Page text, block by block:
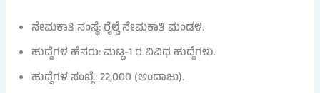
ನೇಮಕಾತಿ ಸಂಸ್ಥೆ: ರೈಲ್ವೆ ನೇಮಕಾತಿ ಮಂಡಳಿ.
ಹುದ್ದೆಗಳ ಹೆಸರು: ಮಟ್ಟ-1 ರ ವಿವಿಧ ಹುದ್ದೆಗಳು.
ಹುದ್ದೆಗಳ ಸಂಖ್ಯೆ: 22,000 (ಅಂದಾಜು).